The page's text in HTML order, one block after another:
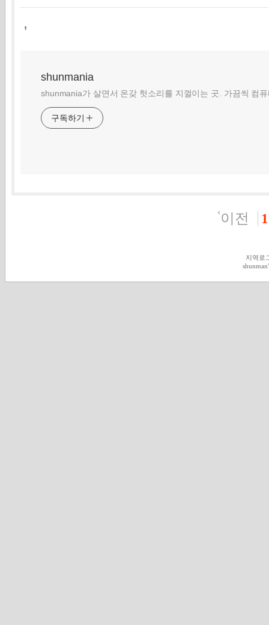
,
shunmania
shunmania가 살면서 온갖 헛소리를 지껄이는 곳. 가끔씩 컴
구독하기
이전 1
지역로
shunman